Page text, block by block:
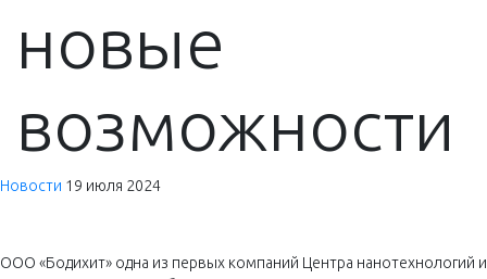
новые
возможности
Новости 19 июля 2024
ООО «Бодихит» одна из первых компаний Центра нанотехнологий и